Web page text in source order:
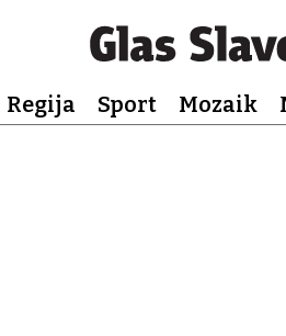
Regija Sport Mozaik